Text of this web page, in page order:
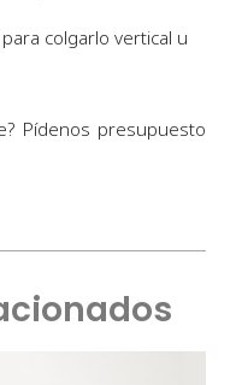
colgarlo vertical u
Pídenos presupuesto